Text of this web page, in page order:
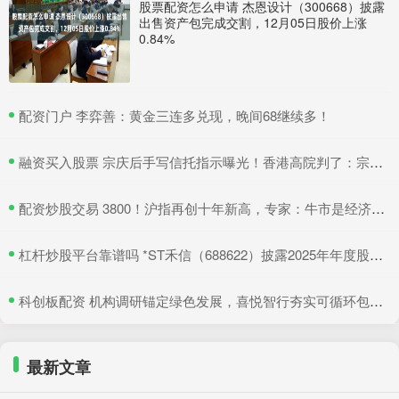
股票配资怎么申请 杰恩设计（300668）披露
出售资产包完成交割，12月05日股价上涨
0.84%
​配资门户 李弈善：黄金三连多兑现，晚间68继续多！
​融资买入股票 宗庆后手写信托指示曝光！香港高院判了：宗馥莉暂不得挪动汇丰账户资产
​配资炒股交易 3800！沪指再创十年新高，专家：牛市是经济增长重要引擎
​杠杆炒股平台靠谱吗 *ST禾信（688622）披露2025年年度股东会决议公告，5月22日股价上涨3.33%
​科创板配资 机构调研锚定绿色发展，喜悦智行夯实可循环包装行业优势
最新文章